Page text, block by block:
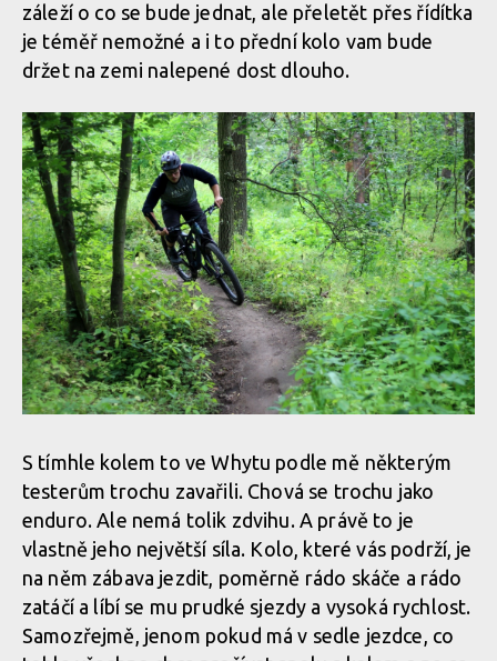
záleží o co se bude jednat, ale přeletět přes řídítka
je téměř nemožné a i to přední kolo vam bude
držet na zemi nalepené dost dlouho.
S tímhle kolem to ve Whytu podle mě některým
testerům trochu zavařili. Chová se trochu jako
enduro. Ale nemá tolik zdvihu. A právě to je
vlastně jeho největší síla. Kolo, které vás podrží, je
na něm zábava jezdit, poměrně rádo skáče a rádo
zatáčí a líbí se mu prudké sjezdy a vysoká rychlost.
Samozřejmě, jenom pokud má v sedle jezdce, co